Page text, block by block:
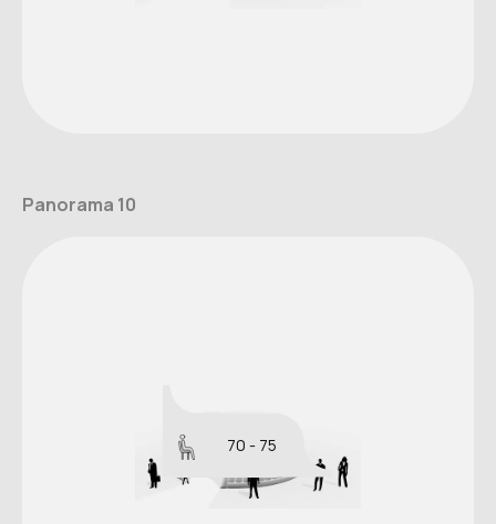
Panorama 10
70 - 75